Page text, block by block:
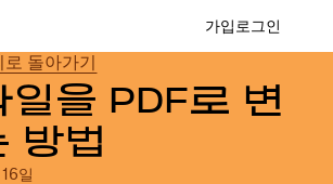
가입 로그인
돌아가기
일을 PDF로 변
방법
일